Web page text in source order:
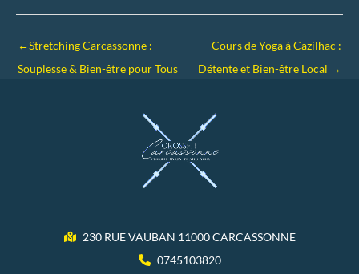
←Stretching Carcassonne :
Souplesse & Bien-être pour Tous
Cours de Yoga à Cazilhac :
Détente et Bien-être Local →
230 RUE VAUBAN 11000 CARCASSONNE
0745103820